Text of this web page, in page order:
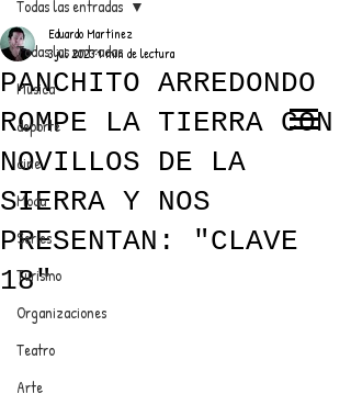
ANUNCIATE CON NOSOTROS
PARA MÁS INFORMACIÓN:
EL TRENDY TOP
CON EDDY MARTINEZ
Todas las entradas
Música
deporte
cine
Moda
Series
Turismo
Organizaciones
Teatro
Arte
Todas las entradas
PANCHITO ARREDONDO
ROMPE LA TIERRA CON
NOVILLOS DE LA
SIERRA Y NOS
PRESENTAN: "CLAVE
18"
Eduardo Martínez
3 jul 20231 min de lectura